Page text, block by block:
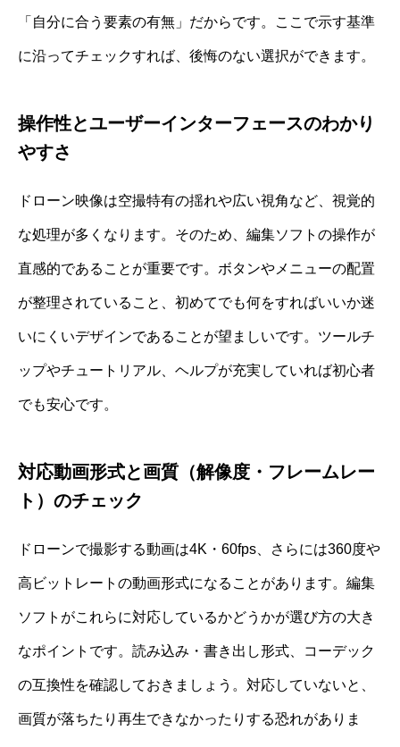
「自分に合う要素の有無」だからです。ここで示す基準
に沿ってチェックすれば、後悔のない選択ができます。
操作性とユーザーインターフェースのわかり
やすさ
ドローン映像は空撮特有の揺れや広い視角など、視覚的
な処理が多くなります。そのため、編集ソフトの操作が
直感的であることが重要です。ボタンやメニューの配置
が整理されていること、初めてでも何をすればいいか迷
いにくいデザインであることが望ましいです。ツールチ
ップやチュートリアル、ヘルプが充実していれば初心者
でも安心です。
対応動画形式と画質（解像度・フレームレー
ト）のチェック
ドローンで撮影する動画は4K・60fps、さらには360度や
高ビットレートの動画形式になることがあります。編集
ソフトがこれらに対応しているかどうかが選び方の大き
なポイントです。読み込み・書き出し形式、コーデック
の互換性を確認しておきましょう。対応していないと、
画質が落ちたり再生できなかったりする恐れがありま